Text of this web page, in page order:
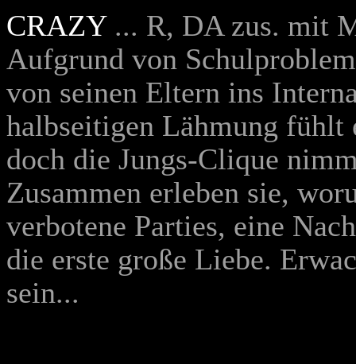
CRAZY ... R, DA zus. mit
Aufgrund von
von seinen Eltern ins
halbseitigen Lähmung fühlt
doch die Jungs-Clique
Zusammen erleben sie,
verbotene Parties, eine
die erste große Liebe.
sein...